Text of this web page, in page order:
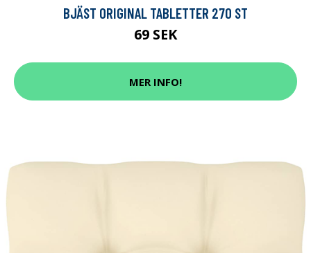
BJÄST ORIGINAL TABLETTER 270 ST
69 SEK
MER INFO!